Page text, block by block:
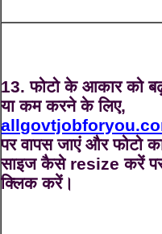
13. फोटो के आकार को
या कम करने के लिए,
पर वापस जाएं और फोटो
साइज कैसे resize करें
क्लिक करें।